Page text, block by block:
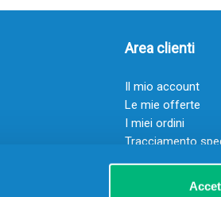
Area clienti
Il mio account
Le mie offerte
I miei ordini
Tracciamento
Resi
Servizio clienti